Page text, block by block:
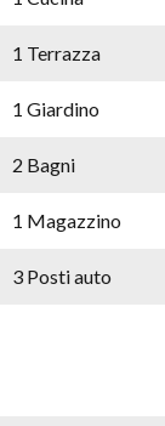
1 Terrazza
1 Giardino
2 Bagni
1 Magazzino
3 Posti auto